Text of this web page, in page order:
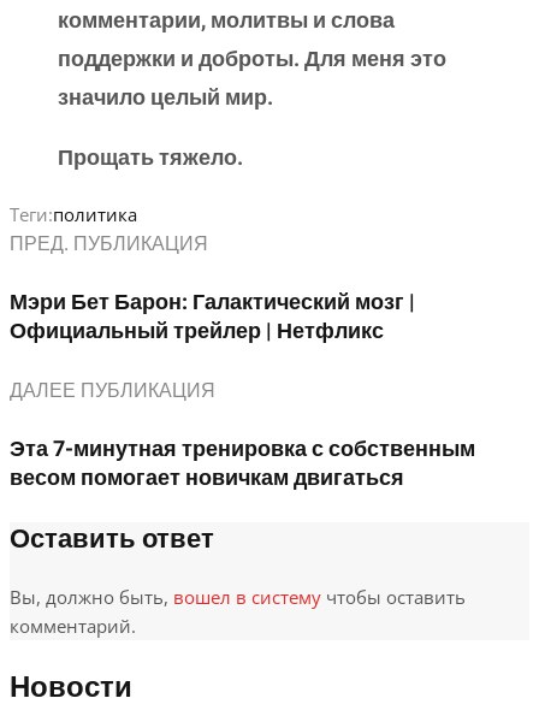
комментарии, молитвы и слова
поддержки и доброты. Для меня это
значило целый мир.
Прощать тяжело.
Теги:политика
ПРЕД. ПУБЛИКАЦИЯ
Мэри Бет Барон: Галактический мозг |
Официальный трейлер | Нетфликс
ДАЛЕЕ ПУБЛИКАЦИЯ
Эта 7-минутная тренировка с собственным
весом помогает новичкам двигаться
Оставить ответ
Вы, должно быть, вошел в систему чтобы оставить
комментарий.
Новости